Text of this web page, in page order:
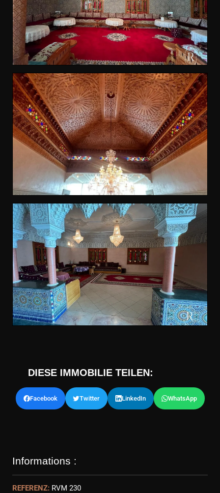
DIESE IMMOBILIE TEILEN:
Facebook Twitter LinkedIn WhatsApp
Informations :
REFERENZ: RVM 230